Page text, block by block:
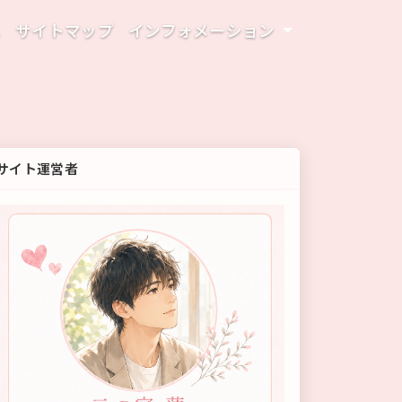
サイトマップ インフォメーション
イト運営者